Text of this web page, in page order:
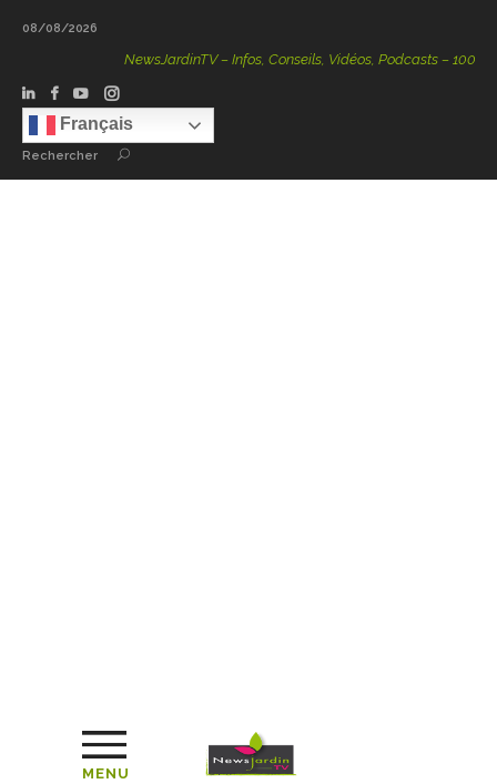
08/08/2026
NewsJardinTV – Infos, Conseils, Vidéos, Podcasts – 100 %
Français
Rechercher
MENU